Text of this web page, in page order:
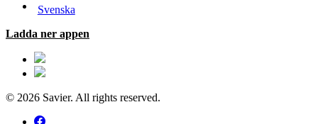
Svenska
Ladda ner appen
© 2026 Savier. All rights reserved.